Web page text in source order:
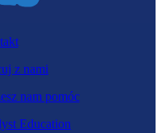
z nami
nam pomóc
Education